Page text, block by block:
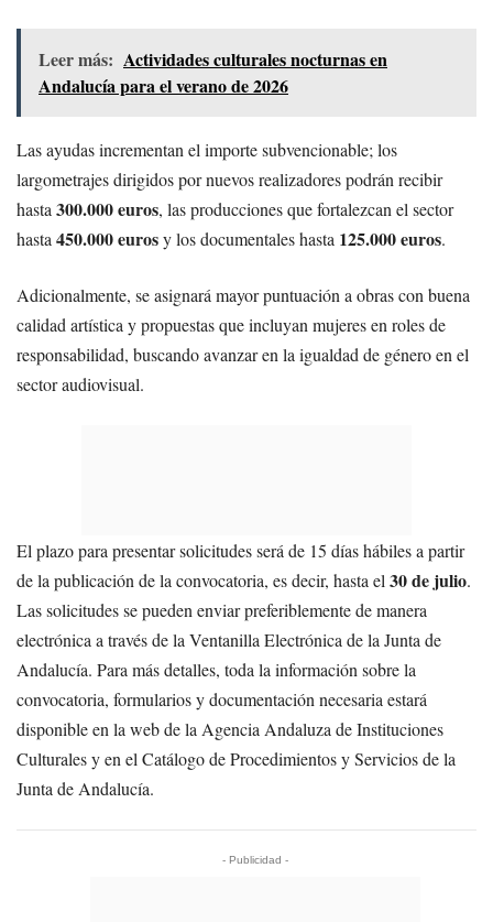
Leer más: Actividades culturales nocturnas en
Andalucía para el verano de 2026
Las ayudas incrementan el importe subvencionable; los
largometrajes dirigidos por nuevos realizadores podrán recibir
hasta 300.000 euros, las producciones que fortalezcan el sector
hasta 450.000 eurosy los documentales hasta 125.000 euros.
Adicionalmente, se asignará mayor puntuación a obras con buena
calidad artística y propuestas que incluyan mujeres en roles de
responsabilidad, buscando avanzar en la igualdad de género en el
sector audiovisual.
El plazo para presentar solicitudes será de 15 días hábiles a partir
de la publicación de la convocatoria, es decir, hasta el 30 de julio.
Las solicitudes se pueden enviar preferiblemente de manera
electrónica a través de la Ventanilla Electrónica de la Junta de
Andalucía. Para más detalles, toda la información sobre la
convocatoria, formularios y documentación necesaria estará
disponible en la web de la Agencia Andaluza de Instituciones
Culturales y en el Catálogo de Procedimientos y Servicios de la
Junta de Andalucía.
- Publicidad -